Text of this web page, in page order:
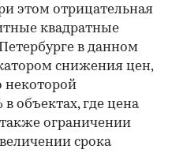
этом отрицательная
квадратные
в данном
снижения цен,
некоторой
объектах, где цена
ограничении
срока